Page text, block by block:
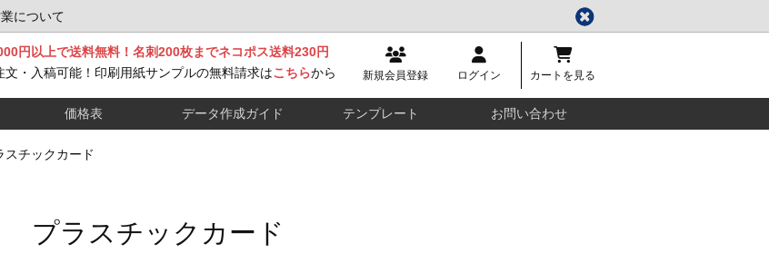
について
新規会員登録 ログイン カートを見る
円以上で送料無料！名刺200枚までネコポス送料230円
文・入稿可能！印刷用紙サンプルの無料請求はこちらから
価格表 データ作成ガイド テンプレート お問い合わせ
ックカード
プラスチックカード